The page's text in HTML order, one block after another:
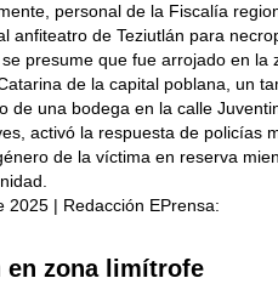
personal de la Fiscalía
anfiteatro de Teziutlán para
presume que fue arrojado en
de la capital poblana, un
de una bodega en la calle
activó la respuesta de policías
de la víctima en reserva
2025 | Redacción EPrensa:
en zona limítrofe